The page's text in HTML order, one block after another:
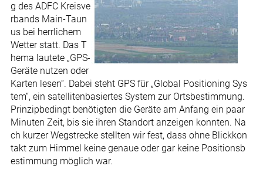
g des ADFC Kreisve
rbands Main-Taun
us bei herrlichem
Wetter statt. Das T
hema lautete „GPS-
Geräte nutzen oder
Karten lesen“. Dabei steht GPS für „Global Positioning Sys
tem“, ein satellitenbasiertes System zur Ortsbestimmung.
Prinzipbedingt benötigten die Geräte am Anfang ein paar
Minuten Zeit, bis sie ihren Standort anzeigen konnten. Na
ch kurzer Wegstrecke stellten wir fest, dass ohne Blickkon
takt zum Himmel keine genaue oder gar keine Positionsb
estimmung möglich war.